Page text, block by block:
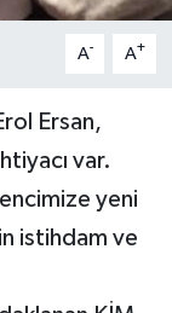
A- A+
Ersan,
var.
yeni
istihdam ve